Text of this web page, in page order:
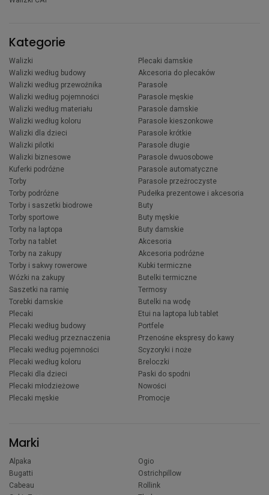
Kategorie
Walizki
Walizki według budowy
Walizki według przewoźnika
Walizki według pojemności
Walizki według materiału
Walizki według koloru
Walizki dla dzieci
Walizki pilotki
Walizki biznesowe
Kuferki podróżne
Torby
Torby podróżne
Torby i saszetki biodrowe
Torby sportowe
Torby na laptopa
Torby na tablet
Torby na zakupy
Torby i sakwy rowerowe
Wózki na zakupy
Saszetki na ramię
Torebki damskie
Plecaki
Plecaki według budowy
Plecaki według przeznaczenia
Plecaki według pojemności
Plecaki według koloru
Plecaki dla dzieci
Plecaki młodzieżowe
Plecaki męskie
Plecaki damskie
Akcesoria do plecaków
Parasole
Parasole męskie
Parasole damskie
Parasole kieszonkowe
Parasole krótkie
Parasole długie
Parasole dwuosobowe
Parasole automatyczne
Parasole przeźroczyste
Pudełka prezentowe i akcesoria
Buty
Buty męskie
Buty damskie
Akcesoria
Akcesoria podróżne
Kubki termiczne
Butelki termiczne
Termosy
Butelki na wodę
Etui na laptopa lub tablet
Portfele
Przenośne ekspresy do kawy
Scyzoryki i noże
Breloczki
Paski do spodni
Nowości
Promocje
Marki
Alpaka
Bugatti
Cabeau
Ogio
Ostrichpillow
Rollink